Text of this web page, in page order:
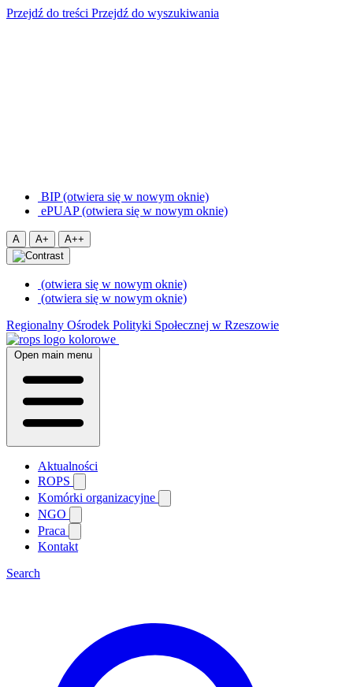
Przejdź do treści Przejdź do wyszukiwania
BIP (otwiera się w nowym oknie)
ePUAP (otwiera się w nowym oknie)
A A+ A++
(otwiera się w nowym oknie)
(otwiera się w nowym oknie)
Regionalny Ośrodek Polityki Społecznej w Rzeszowie
Open main menu
Aktualności
ROPS
Komórki organizacyjne
NGO
Praca
Kontakt
Search